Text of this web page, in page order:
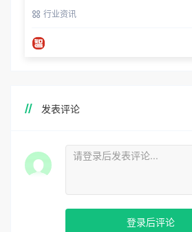
解 行业资讯
发表评论
登录后评论